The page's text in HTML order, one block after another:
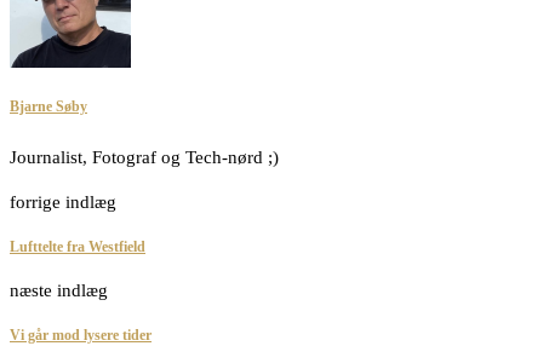
Bjarne Søby
Journalist, Fotograf og Tech-nørd ;)
forrige indlæg
Lufttelte fra Westfield
næste indlæg
Vi går mod lysere tider